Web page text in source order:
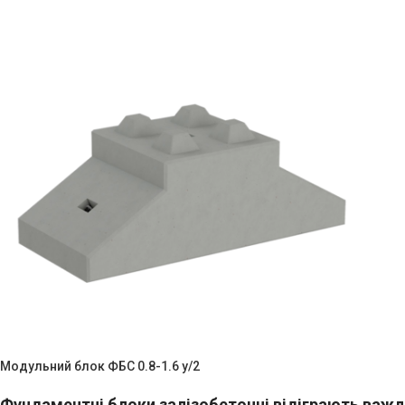
Модульний блок ФБС 0.8-1.6 y/2